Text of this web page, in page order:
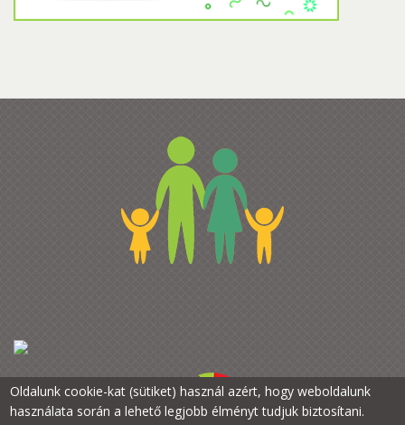
Oldalunk cookie-kat (sütiket) használ azért, hogy weboldalunk
használata során a lehető legjobb élményt tudjuk biztosítani.